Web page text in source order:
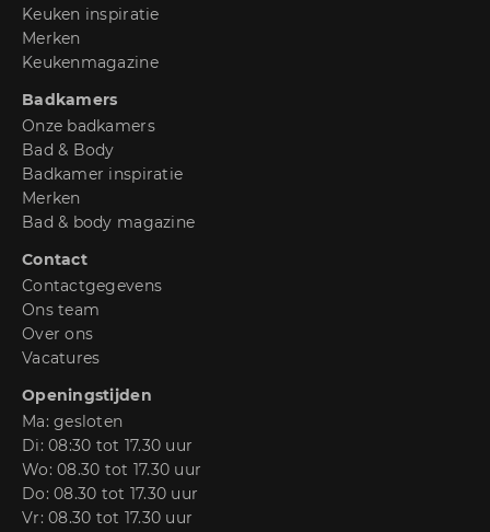
Keuken inspiratie
Merken
Keukenmagazine
Badkamers
Onze badkamers
Bad & Body
Badkamer inspiratie
Merken
Bad & body magazine
Contact
Contactgegevens
Ons team
Over ons
Vacatures
Openingstijden
Ma: gesloten
Di: 08:30 tot 17.30 uur
Wo: 08.30 tot 17.30 uur
Do: 08.30 tot 17.30 uur
Vr: 08.30 tot 17.30 uur